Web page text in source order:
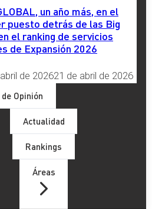
un año más, en el
puesto detrás de las Big
el ranking de servicios
de Expansión 2026
de 202621 de abril de 2026
Opinión
Actualidad
Rankings
Áreas